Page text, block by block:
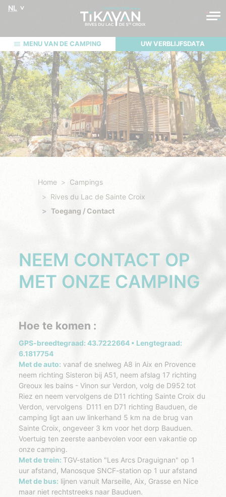
NL
MENU VAN DE CAMPING UW VERBLIJFSDATA
Home
Campings
Rives du Lac de Sainte Croix
Toegang / Contact
NEEM CONTACT OP
MET ONZE CAMPING
Hoe te komen :
GPS-breedtegraad: 43.7222664 • Lengtegraad:
6.1817754
Met de auto: vanaf de snelweg A8 in Aix en Provence
neem richting Sisteron bij A51, neem afslag 17 richting
Greoux les bains - Vinon sur Verdon, volg de D952 tot
Riez en neem vervolgens de D11 richting Sainte Croix du
Verdon, vervolgens D111 en D71 richting Bauduen, de
camping ligt aan uw linkerhand 5 km na de brug van
Sainte Croix, ongeveer 3 km voor het dorp Bauduen.
Voertuig ten zeerste aanbevolen voor een vakantie op
onze camping.
Met de trein:TGV-station "Les Arcs Draguignan" op 1
uur afstand, Manosque SNCF-station op 1 uur afstand
Met de bus: lijnen vanuit Marseille, Aix, Grasse en Nice
maar niet rechtstreeks naar Bauduen.